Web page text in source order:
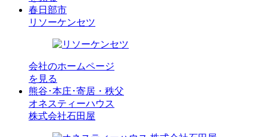
春日部市
リソーケンセツ
会社のホームページ
を見る
熊谷･本庄･寄居・秩父
オネスティーハウス
株式会社石田屋